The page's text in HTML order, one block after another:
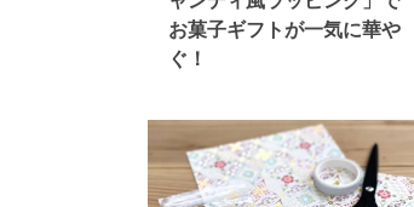
お菓子ギフトが一気に華や
ぐ！